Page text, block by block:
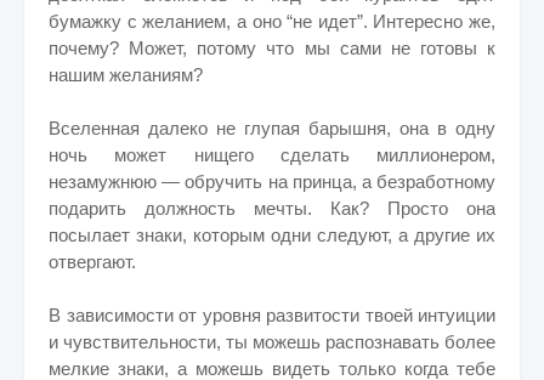
бумажку с желанием, а оно “не идет”. Интересно же,
почему? Может, потому что мы сами не готовы к
нашим желаниям?
Вселенная далеко не глупая барышня, она в одну
ночь может нищего сделать миллионером,
незамужнюю — обручить на принца, а безработному
подарить должность мечты. Как? Просто она
посылает знаки, которым одни следуют, а другие их
отвергают.
В зависимости от уровня развитости твоей интуиции
и чувствительности, ты можешь распознавать более
мелкие знаки, а можешь видеть только когда тебе